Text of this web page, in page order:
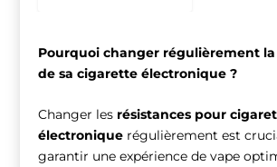
Pourquoi changer régulièrement
de sa cigarette électronique ?
Changer les résistances pour
électronique régulièrement est
garantir une expérience de vape